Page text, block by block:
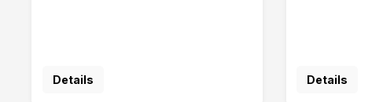
Details Details